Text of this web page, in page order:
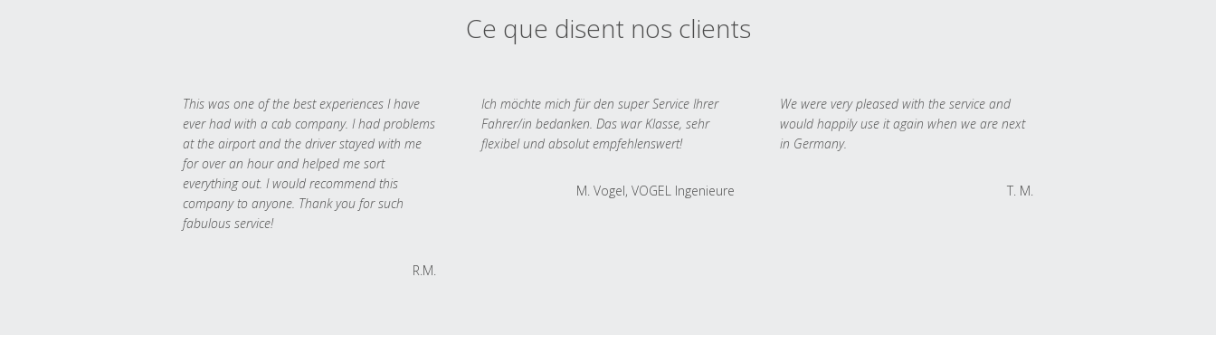
Ce que disent nos clients
This was one of the best experiences I have
ever had with a cab company. I had problems
at the airport and the driver stayed with me
for over an hour and helped me sort
everything out. I would recommend this
company to anyone. Thank you for such
fabulous service!
R.M.
Ich möchte mich für den super Service Ihrer
Fahrer/in bedanken. Das war Klasse, sehr
flexibel und absolut empfehlenswert!
M. Vogel, VOGEL Ingenieure
We were very pleased with the service and
would happily use it again when we are next
in Germany.
T. M.